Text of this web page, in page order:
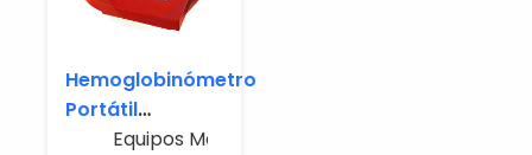
Hemoglobinómetro
Portátil
Hemocontrol
Equipos Médicos